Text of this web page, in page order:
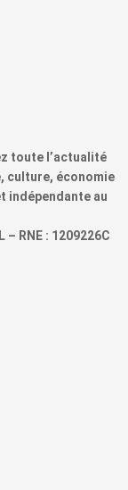
toute l’actualité
culture, économie
indépendante au
RNE : 1209226C